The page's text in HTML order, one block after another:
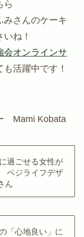
ら
みさんのケーキ
ね！
会オンラインサ
活躍中です！
Mami Kobata
過ごせる女性が
ベジライフデザ
ん
「心地良い」に